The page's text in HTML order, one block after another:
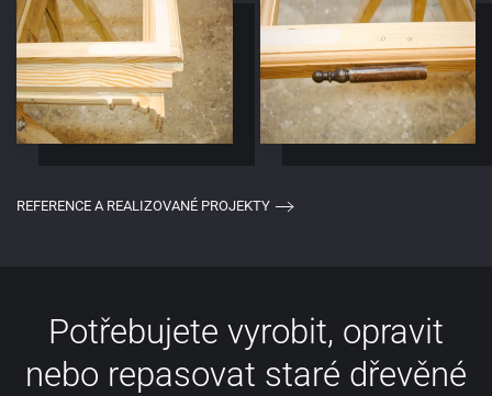
REFERENCE A REALIZOVANÉ PROJEKTY
Potřebujete vyrobit, opravit
nebo repasovat staré dřevěné